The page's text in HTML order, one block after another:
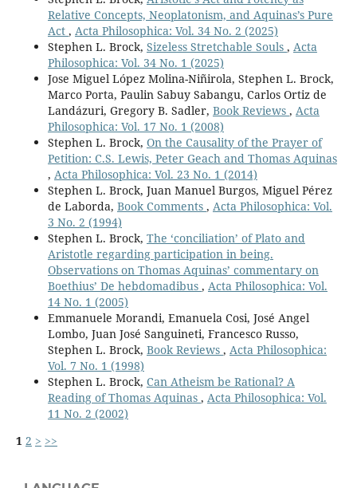
Relative Concepts, Neoplatonism, and Aquinas’s Pure
Act , Acta Philosophica: Vol. 34 No. 2 (2025)
Stephen L. Brock, Sizeless Stretchable Souls , Acta
Philosophica: Vol. 34 No. 1 (2025)
Jose Miguel López Molina-Niñirola, Stephen L. Brock,
Marco Porta, Paulin Sabuy Sabangu, Carlos Ortiz de
Landázuri, Gregory B. Sadler, Book Reviews , Acta
Philosophica: Vol. 17 No. 1 (2008)
Stephen L. Brock, On the Causality of the Prayer of
Petition: C.S. Lewis, Peter Geach and Thomas Aquinas
, Acta Philosophica: Vol. 23 No. 1 (2014)
Stephen L. Brock, Juan Manuel Burgos, Miguel Pérez
de Laborda, Book Comments , Acta Philosophica: Vol.
3 No. 2 (1994)
Stephen L. Brock, The ‘conciliation’ of Plato and
Aristotle regarding participation in being.
Observations on Thomas Aquinas’ commentary on
Boethius’ De hebdomadibus , Acta Philosophica: Vol.
14 No. 1 (2005)
Emmanuele Morandi, Emanuela Cosi, José Angel
Lombo, Juan José Sanguineti, Francesco Russo,
Stephen L. Brock, Book Reviews , Acta Philosophica:
Vol. 7 No. 1 (1998)
Stephen L. Brock, Can Atheism be Rational? A
Reading of Thomas Aquinas , Acta Philosophica: Vol.
11 No. 2 (2002)
1 2 > >>